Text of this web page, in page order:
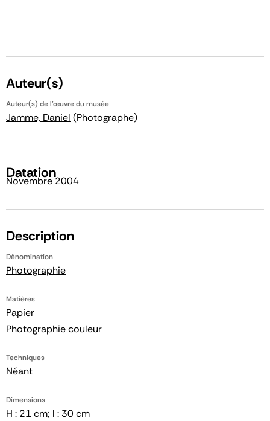
Auteur(s)
Auteur(s) de l'œuvre du musée
Jamme, Daniel (Photographe)
Datation
Novembre 2004
Description
Dénomination
Photographie
Matières
Papier
Photographie couleur
Techniques
Néant
Dimensions
H : 21 cm; l : 30 cm